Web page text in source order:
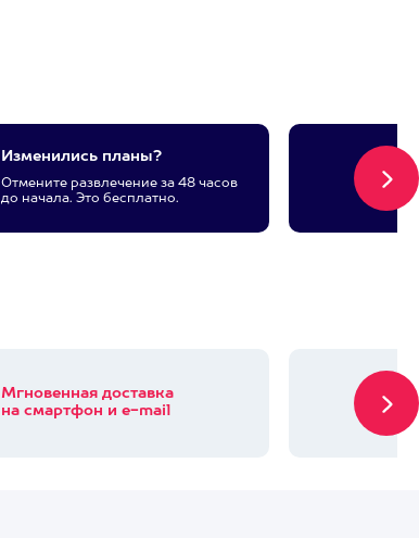
Изменились планы?
Отмените развлечение за 48 часов
до начала. Это бесплатно.
Мгновенная доставка
на смартфон и e-mail